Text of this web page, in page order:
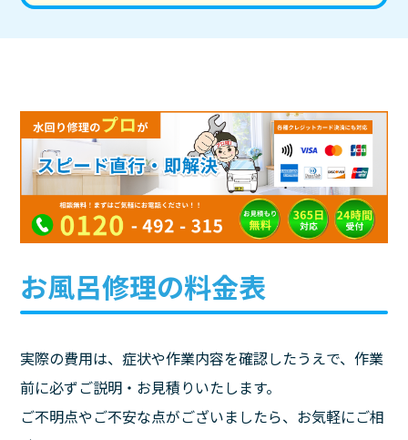
お風呂修理の料金表
実際の費用は、症状や作業内容を確認したうえで、作業
前に必ずご説明・お見積りいたします。
ご不明点やご不安な点がございましたら、お気軽にご相